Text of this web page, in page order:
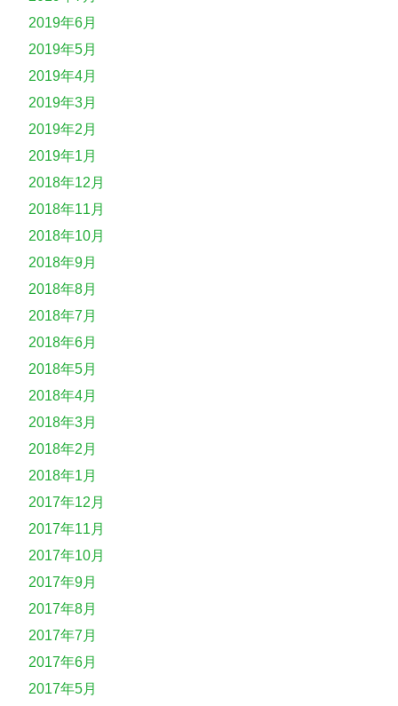
2019年6月
2019年5月
2019年4月
2019年3月
2019年2月
2019年1月
2018年12月
2018年11月
2018年10月
2018年9月
2018年8月
2018年7月
2018年6月
2018年5月
2018年4月
2018年3月
2018年2月
2018年1月
2017年12月
2017年11月
2017年10月
2017年9月
2017年8月
2017年7月
2017年6月
2017年5月